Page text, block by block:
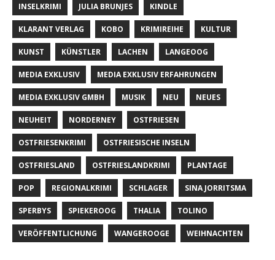
INSELKRIMI JULIA BRUNJES KINDLE
KLARANT VERLAG KOBO KRIMIREIHE KULTUR
KUNST KÜNSTLER LACHEN LANGEOOG
MEDIA EXKLUSIV MEDIA EXKLUSIV ERFAHRUNGEN
MEDIA EXKLUSIV GMBH MUSIK NEU NEUES
NEUHEIT NORDERNEY OSTFRIESEN
OSTFRIESENKRIMI OSTFRIESISCHE INSELN
OSTFRIESLAND OSTFRIESLANDKRIMI PLANTAGE
POP REGIONALKRIMI SCHLAGER SINA JORRITSMA
SPERBYS SPIEKEROOG THALIA TOLINO
VERÖFFENTLICHUNG WANGEROOGE WEIHNACHTEN